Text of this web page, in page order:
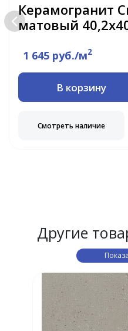
Керамогранит
матовый
1 645 руб./м2
В корзину
Смотреть наличие
Другие